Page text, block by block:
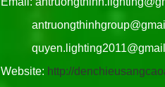
Website: http://